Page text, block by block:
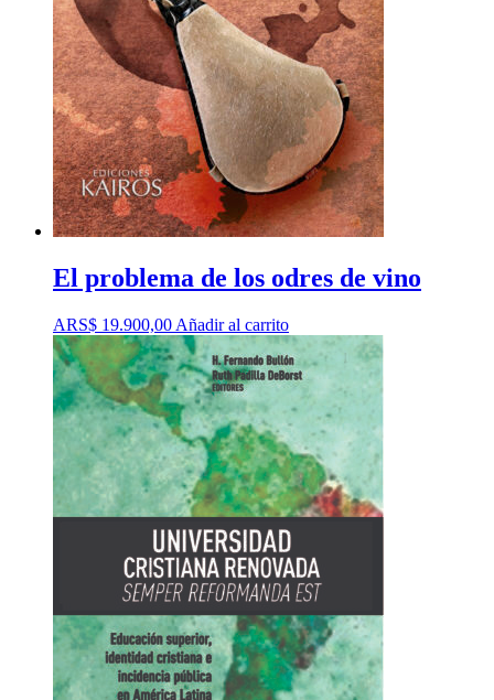
El problema de los odres de vino
ARS$ 19.900,00 Añadir al carrito